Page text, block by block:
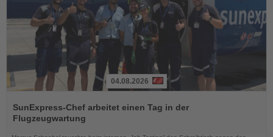
Sie
die
Nachrichten
04.08.2026
SunExpress-Chef arbeitet einen Tag in der
Flugzeugwartung